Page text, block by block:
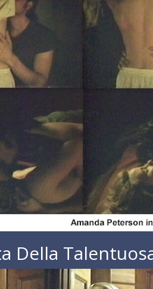
Della